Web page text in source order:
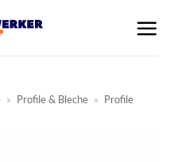
» Profile & Bleche » Profile